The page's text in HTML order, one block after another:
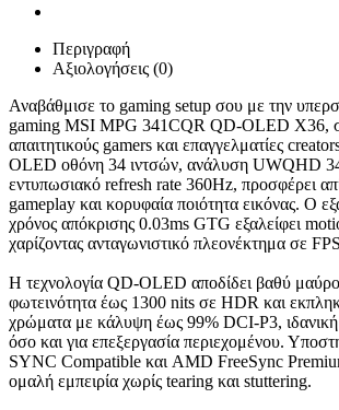
Περιγραφή
Αξιολογήσεις (0)
Αναβάθμισε το gaming setup σου με την
gaming MSI MPG 341CQR QD-OLED X36,
απαιτητικούς gamers και επαγγελματίες
OLED οθόνη 34 ιντσών, ανάλυση UWQHD
εντυπωσιακό refresh rate 360Hz, προσφέρει
gameplay και κορυφαία ποιότητα εικόνας. Ο
χρόνος απόκρισης 0.03ms GTG εξαλείφει
χαρίζοντας ανταγωνιστικό πλεονέκτημα σε
Η τεχνολογία QD-OLED αποδίδει βαθύ
φωτεινότητα έως 1300 nits σε HDR και
χρώματα με κάλυψη έως 99% DCI-P3,
όσο και για επεξεργασία περιεχομένου.
SYNC Compatible και AMD FreeSync
ομαλή εμπειρία χωρίς tearing και stuttering.